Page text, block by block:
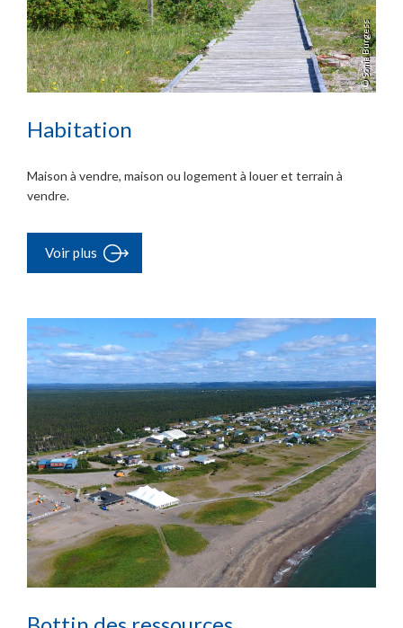
© Sonia Burgess
Habitation
Maison à vendre, maison ou logement à louer et terrain à
vendre.
Voir plus